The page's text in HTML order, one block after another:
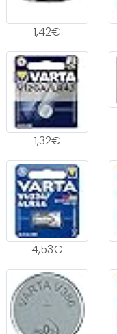
1,42€
1,32€
4,53€